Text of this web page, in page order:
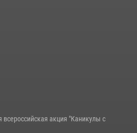
военачальника генерала
акция "Каникулы с